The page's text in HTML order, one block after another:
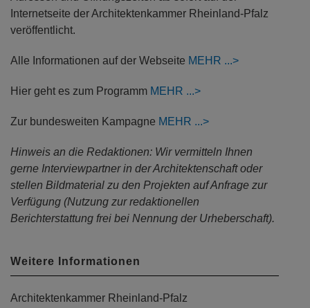
Internetseite der Architektenkammer Rheinland-Pfalz
veröffentlicht.
Alle Informationen auf der Webseite MEHR
Hier geht es zum Programm MEHR
Zur bundesweiten Kampagne MEHR
Hinweis an die Redaktionen: Wir vermitteln Ihnen
gerne Interviewpartner in der Architektenschaft oder
stellen Bildmaterial zu den Projekten auf Anfrage zur
Verfügung (Nutzung zur redaktionellen
Berichterstattung frei bei Nennung der Urheberschaft).
Weitere Informationen
Architektenkammer Rheinland-Pfalz